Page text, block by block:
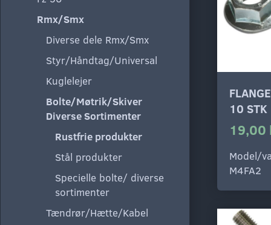
Rmx/Smx
Diverse dele Rmx/Smx
Styr/Håndtag/Universal
Kuglelejer
Bolte/Møtrik/Skiver
Diverse Sortimenter
Rustfrie produkter
Stål produkter
Specielle bolte/ diverse
sortimenter
Tændrør/Hætte/Kabel
10 STK
19,00
Model/
M4FA2